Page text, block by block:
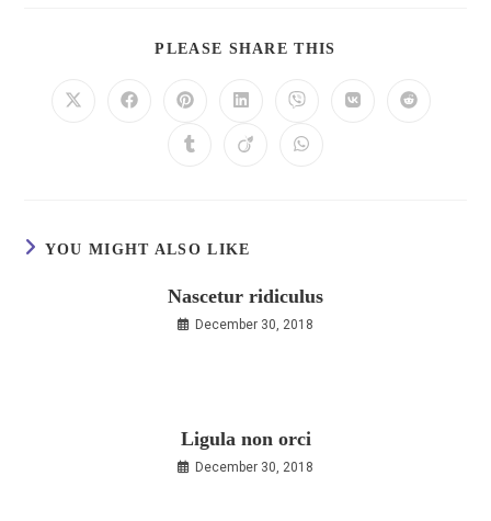
PLEASE SHARE THIS
YOU MIGHT ALSO LIKE
Nascetur ridiculus
December 30, 2018
Ligula non orci
December 30, 2018